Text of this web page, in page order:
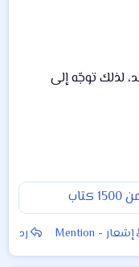
لذلك توجّه إلى
إشعار - Mention رد